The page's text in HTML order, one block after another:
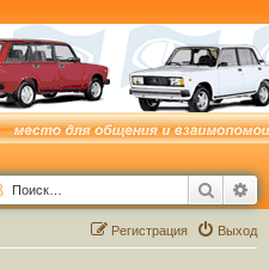
Поиск
Выход
Регистрация